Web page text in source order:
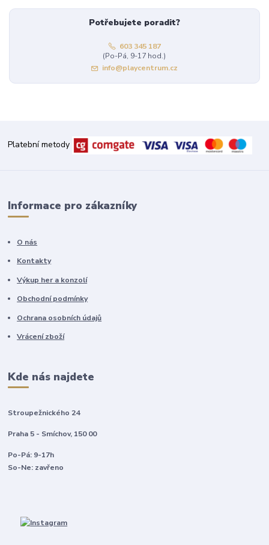
Potřebujete poradit?
603 345 187
(Po-Pá, 9-17 hod.)
info@playcentrum.cz
Platební metody
Informace pro zákazníky
O nás
Kontakty
Výkup her a konzolí
Obchodní podmínky
Ochrana osobních údajů
Vrácení zboží
Kde nás najdete
Stroupežnického 24
Praha 5 - Smíchov, 150 00
Po-Pá: 9-17h
So-Ne: zavřeno